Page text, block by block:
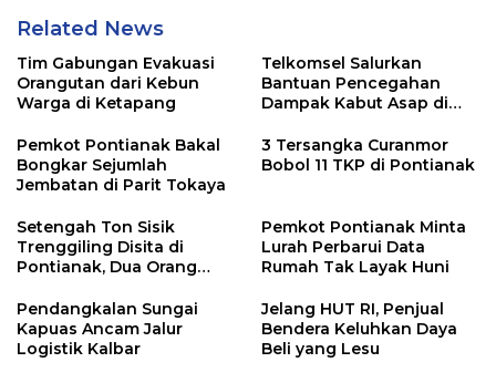
Related News
Tim Gabungan Evakuasi
Orangutan dari Kebun
Warga di Ketapang
Telkomsel Salurkan
Bantuan Pencegahan
Dampak Kabut Asap di
Pemkot Pontianak Bakal
Bongkar Sejumlah
Jembatan di Parit Tokaya
3 Tersangka Curanmor
Bobol 11 TKP di Pontianak
Setengah Ton Sisik
Trenggiling Disita di
Pontianak, Dua Orang
Pemkot Pontianak Minta
Lurah Perbarui Data
Rumah Tak Layak Huni
Pendangkalan Sungai
Kapuas Ancam Jalur
Logistik Kalbar
Jelang HUT RI, Penjual
Bendera Keluhkan Daya
Beli yang Lesu